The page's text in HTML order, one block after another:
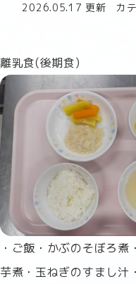
2026.05.17 更新 カテ
離乳食(後期食)
・ご飯・かぶのそぼろ煮
芋煮・玉ねぎのすまし汁